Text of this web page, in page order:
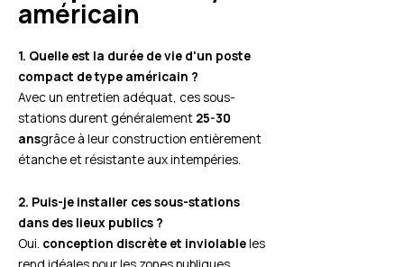
américain
1. Quelle est la durée de vie d'un poste
compact de type américain ?
Avec un entretien adéquat, ces sous-
stations durent généralement 25-30
ansgrâce à leur construction entièrement
étanche et résistante aux intempéries.
2. Puis-je installer ces sous-stations
dans des lieux publics ?
Oui. conception discrète et inviolableles